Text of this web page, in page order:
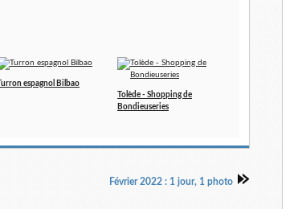
Turron espagnol Bilbao
Tolède - Shopping de
Bondieuseries
Février 2022 : 1 jour, 1 photo